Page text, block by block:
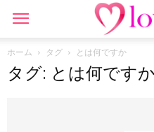
ホーム タグ とは何ですか
タグ: とは何ですか